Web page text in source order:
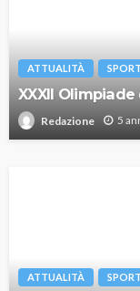
ATTUALITÀ SPORT
XXXII
Redazione 5
ATTUALITÀ SPORT